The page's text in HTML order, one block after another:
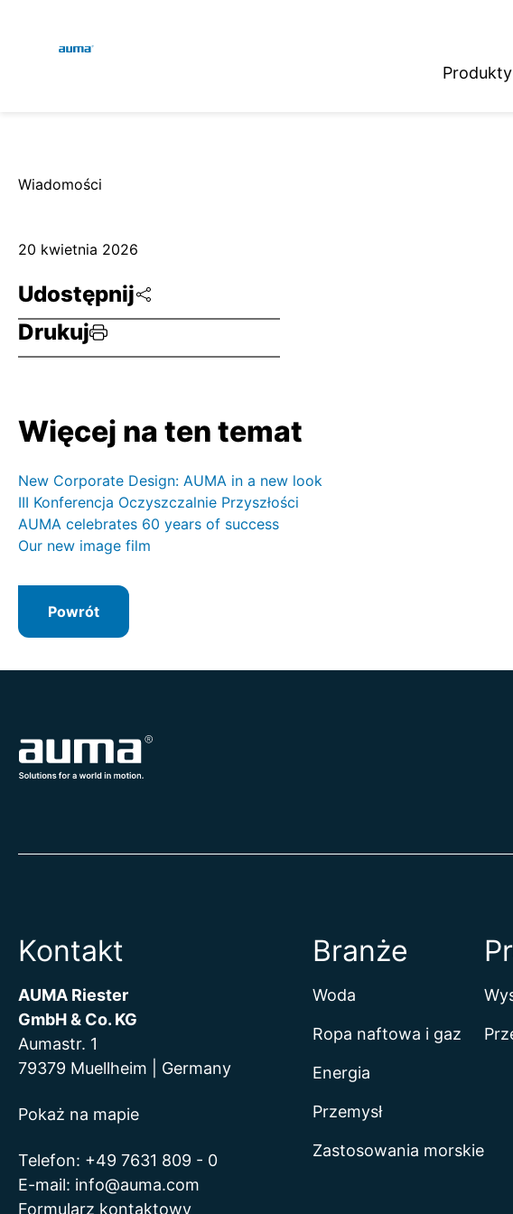
Produkty
Europa
Azja i Pacyfik
Ameryka Północna
Wiadomości
20 kwietnia 2026
Udostępnij
Drukuj
Więcej na ten temat
New Corporate Design: AUMA in a new look
III Konferencja Oczyszczalnie Przyszłości
AUMA celebrates 60 years of success
Our new image film
Powrót
Kontakt
AUMA Riester
GmbH & Co. KG
Aumastr. 1
79379 Muellheim | Germany
Pokaż na mapie
Telefon: +49 7631 809 - 0
E-mail: info@auma.com
Formularz kontaktowy
Branże
Woda
Ropa naftowa i gaz
Energia
Przemysł
Zastosowania morskie